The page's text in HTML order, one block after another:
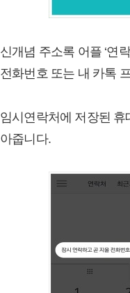
신개념 주소록 어플 ‘연
전화번호 또는 내 카톡
임시연락처에 저장된
아줍니다.